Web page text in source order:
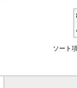
ソート